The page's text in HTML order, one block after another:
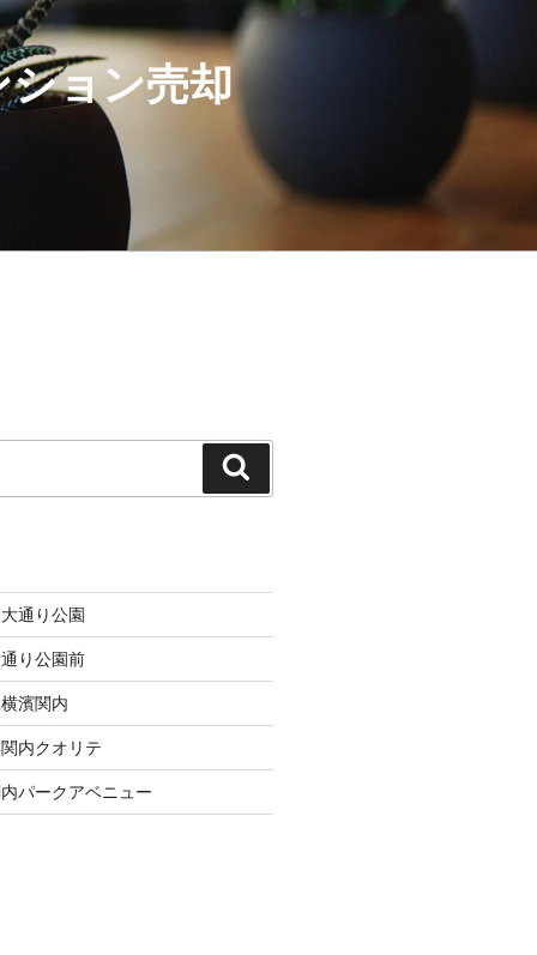
ション売却
索
通り公園
り公園前
濱関内
内クオリテ
パークアベニュー